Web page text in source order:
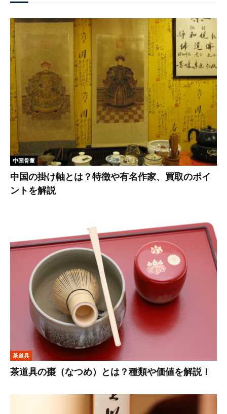
中国骨董
中国の掛け軸とは？特徴や有名作家、買取のポイ
ントを解説
茶道具
茶道具の棗（なつめ）とは？種類や価値を解説！